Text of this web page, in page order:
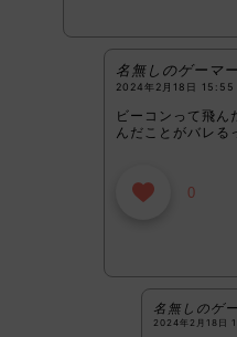
名無しのゲーマ
2024年2月18日 15:55
ビーコンって飛ん
んだことがバレる
0
名無しのゲ
2024年2月18日